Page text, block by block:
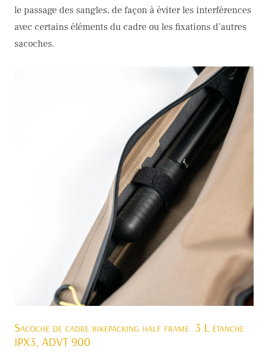
le passage des sangles, de façon à éviter les interférences
avec certains éléments du cadre ou les fixations d’autres
sacoches.
Sacoche de cadre bikepacking half frame 3 L étanche
IPX3, ADVT 900